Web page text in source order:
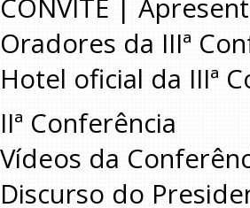
CONVITE |
Oradores da IIIª
Hotel oficial da IIIª
IIª Conferência
Vídeos da
Discurso do